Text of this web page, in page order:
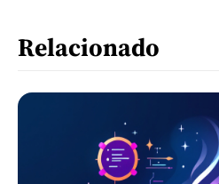
Relacionado